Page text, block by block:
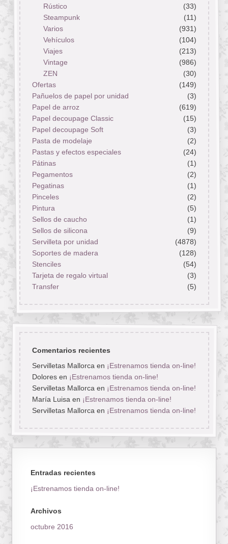
Rústico
(33)
Steampunk
(11)
Varios
(931)
Vehículos
(104)
Viajes
(213)
Vintage
(986)
ZEN
(30)
Ofertas
(149)
Pañuelos de papel por unidad
(3)
Papel de arroz
(619)
Papel decoupage Classic
(15)
Papel decoupage Soft
(3)
Pasta de modelaje
(2)
Pastas y efectos especiales
(24)
Pátinas
(1)
Pegamentos
(2)
Pegatinas
(1)
Pinceles
(2)
Pintura
(5)
Sellos de caucho
(1)
Sellos de silicona
(9)
Servilleta por unidad
(4878)
Soportes de madera
(128)
Stenciles
(54)
Tarjeta de regalo virtual
(3)
Transfer
(5)
Comentarios recientes
Servilletas Mallorca en ¡Estrenamos tienda on-line!
Doloresen ¡Estrenamos tienda on-line!
Servilletas Mallorca en ¡Estrenamos tienda on-line!
María Luisa en ¡Estrenamos tienda on-line!
Servilletas Mallorca en ¡Estrenamos tienda on-line!
Entradas recientes
¡Estrenamos tienda on-line!
Archivos
octubre 2016